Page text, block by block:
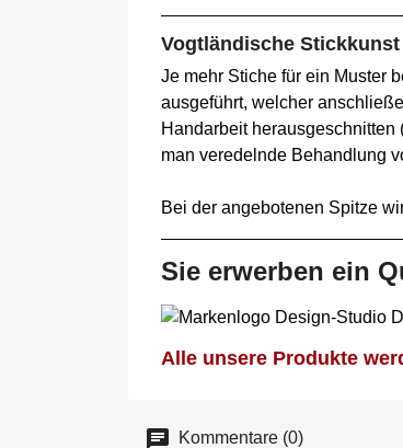
Vogtländische Stickkunst
Je mehr Stiche für ein Muster
ausgeführt, welcher
Handarbeit
man veredelnde Behandlung
Bei der angebotenen Spitze
Sie erwerben ein
Alle unsere Produkte
Kommentare (0)